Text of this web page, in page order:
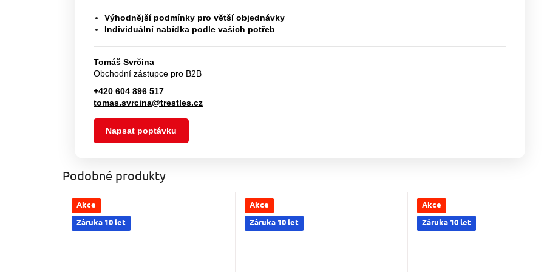
Výhodnější podmínky pro větší objednávky
Individuální nabídka podle vašich potřeb
Tomáš Svrčina
Obchodní zástupce pro B2B
+420 604 896 517
tomas.svrcina@trestles.cz
Napsat poptávku
Podobné produkty
Akce
Záruka 10 let
Akce
Záruka 10 let
Akce
Záruka 10 let